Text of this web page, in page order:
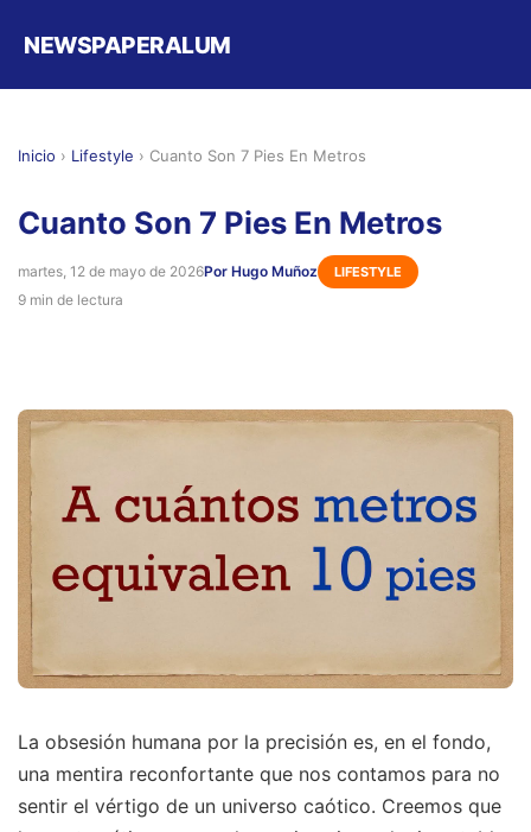
NEWSPAPERALUM
Inicio › Lifestyle › Cuanto Son 7 Pies En Metros
Cuanto Son 7 Pies En Metros
martes, 12 de mayo de 2026Por Hugo Muñoz LIFESTYLE
9 min de lectura
La obsesión humana por la precisión es, en el fondo,
una mentira reconfortante que nos contamos para no
sentir el vértigo de un universo caótico. Creemos que